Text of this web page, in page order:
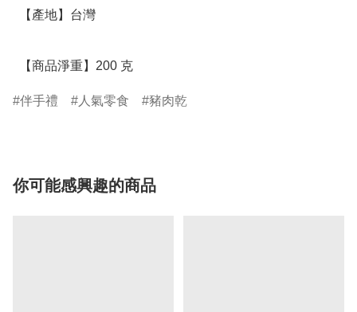
  【商品淨重】200 克
伴手禮 人氣零食 豬肉乾
你可能感興趣的商品